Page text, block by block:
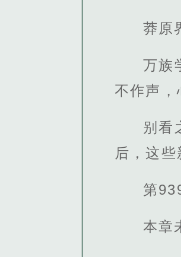
莽原
万族
不作声，
别看
后，这
第
本章